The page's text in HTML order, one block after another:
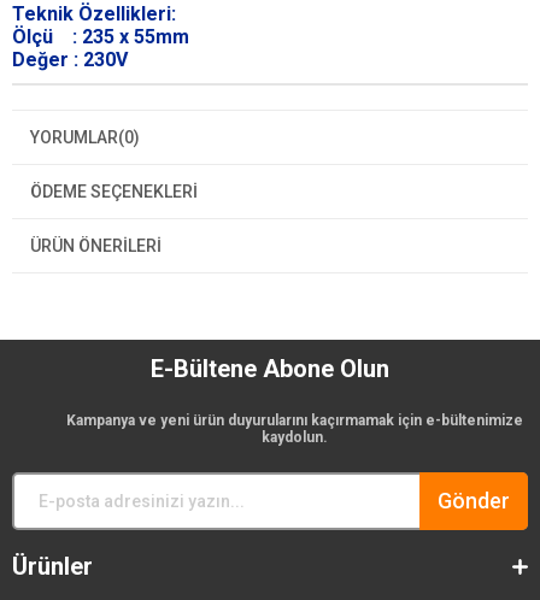
Teknik Özellikleri:
Ölçü : 235 x 55mm
Değer : 230V
YORUMLAR(0)
ÖDEME SEÇENEKLERI
ÜRÜN ÖNERILERI
E-Bültene Abone Olun
Kampanya ve yeni ürün duyurularını kaçırmamak için e-bültenimize
kaydolun.
Gönder
Ürünler